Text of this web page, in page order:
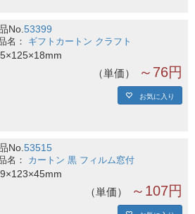
No.53399
ギフトカートン クラフト
単価 ～76円
お気に入り
No.53515
カートン 黒 フィルム窓付
単価 ～107円